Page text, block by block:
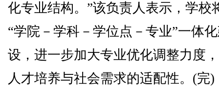
化专业结构。”该负责人表示，学校
“学院－学科－学位点－专业”一体
设，进一步加大专业优化调整力度
人才培养与社会需求的适配性。(完)